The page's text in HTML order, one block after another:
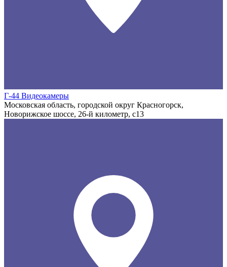
Г-44 Видеокамеры
Московская область, городской округ Красногорск,
Новорижское шоссе, 26-й километр, с13